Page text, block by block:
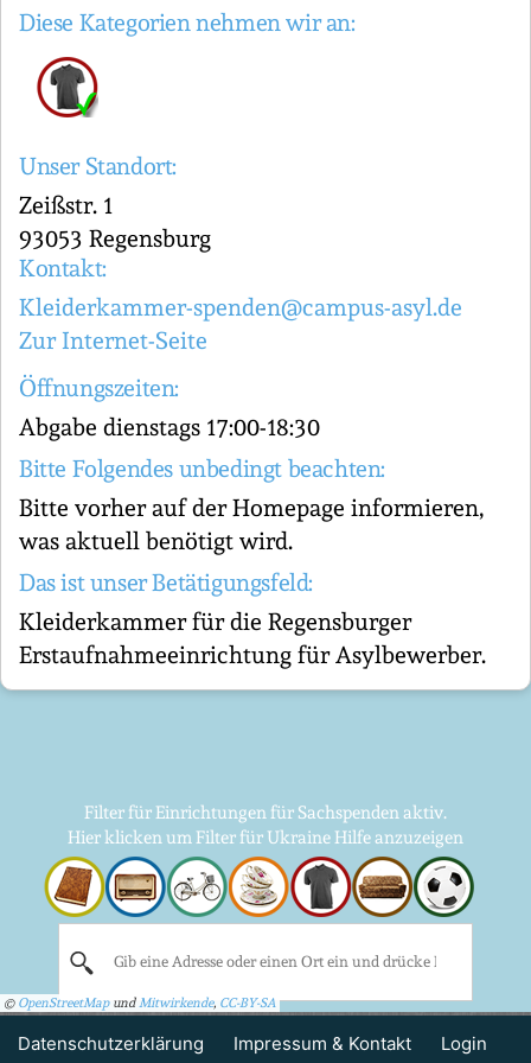
© OpenStreetMapundMitwirkende, CC-BY-SA
Filter für Einrichtungen für Sachspenden aktiv.
Hier klicken um Filter für Ukraine Hilfe anzuzeigen
Diese Kategorien nehmen wir an:
Unser Standort:
Zeißstr. 1
93053 Regensburg
Kontakt:
Kleiderkammer-spenden@campus-asyl.de
Zur Internet-Seite
Öffnungszeiten:
Abgabe dienstags 17:00-18:30
Bitte Folgendes unbedingt beachten:
Bitte vorher auf der Homepage informieren,
was aktuell benötigt wird.
Das ist unser Betätigungsfeld:
Kleiderkammer für die Regensburger
Erstaufnahmeeinrichtung für Asylbewerber.
Datenschutzerklärung Impressum & Kontakt Login